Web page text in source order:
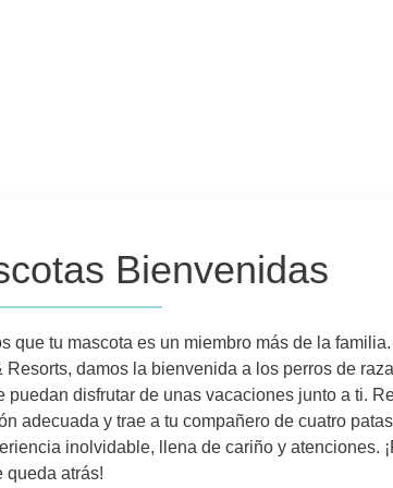
Bienvenidas
que tu mascota es un miembro más de la
Resorts, damos la bienvenida a los perros de
puedan disfrutar de unas vacaciones junto a ti.
adecuada y trae a tu compañero de cuatro
inolvidable, llena de cariño y atenciones.
queda atrás!